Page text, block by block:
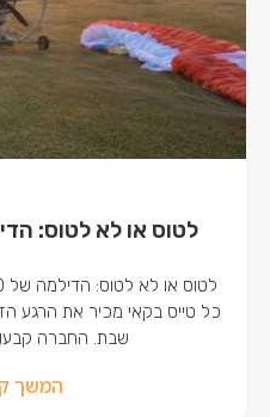
לטוס או לא לטוס: הדילמה של
שבת. החברה קבעו
המשך